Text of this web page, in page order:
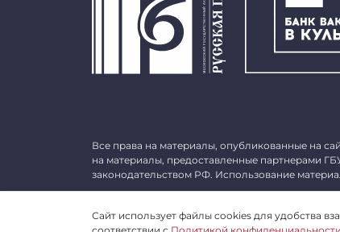
Все права на материалы, опубликованные на
на материалы, предоставленные партнерами
законодательством РФ. Использование
Сайт использует файлы cookies для удобства
соответствии с Политикой конфиденциальности